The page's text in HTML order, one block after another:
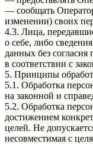
— сообщать
изменении) своих
4.3. Лица,
о себе, либо
данных без согласия
в соответствии с
5. Принципы
5.1. Обработка
на законной и
5.2. Обработка
достижением
целей. Не
несовместимая с